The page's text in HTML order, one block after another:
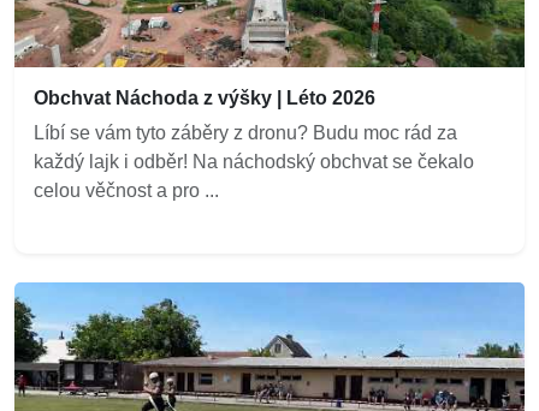
Obchvat Náchoda z výšky | Léto 2026
Líbí se vám tyto záběry z dronu? Budu moc rád za
každý lajk i odběr! Na náchodský obchvat se čekalo
celou věčnost a pro ...